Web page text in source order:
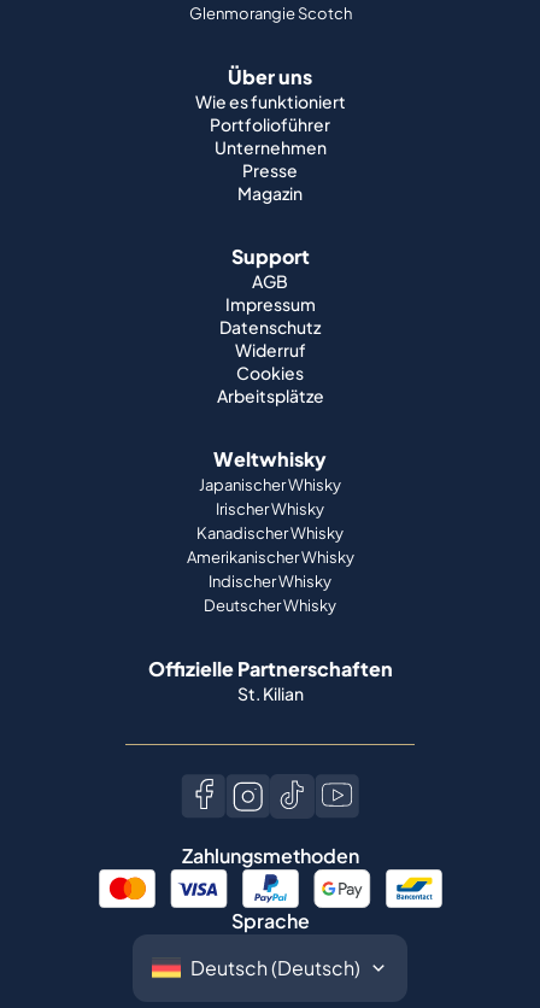
Glenmorangie Scotch
Über uns
Wie es funktioniert
Portfolioführer
Unternehmen
Presse
Magazin
Support
AGB
Impressum
Datenschutz
Widerruf
Cookies
Arbeitsplätze
Weltwhisky
Japanischer Whisky
Irischer Whisky
Kanadischer Whisky
Amerikanischer Whisky
Indischer Whisky
Deutscher Whisky
Offizielle Partnerschaften
St. Kilian
Zahlungsmethoden
Sprache